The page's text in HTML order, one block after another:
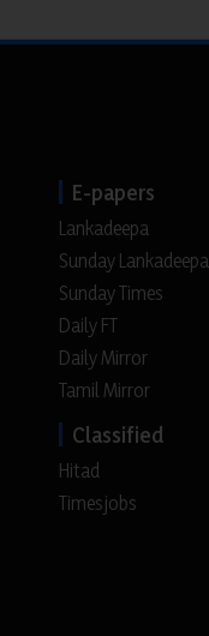
E-papers
Lankadeepa
Sunday Lankadeepa
Sunday Times
Daily FT
Daily Mirror
Tamil Mirror
Classified
Hitad
Timesjobs